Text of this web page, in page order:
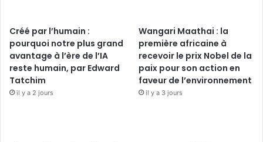
Créé par l’humain :
pourquoi notre plus grand
avantage à l’ère de l’IA
reste humain, par Edward
Tatchim
il y a 2 jours
Wangari Maathai : la
première africaine à
recevoir le prix Nobel de la
paix pour son action en
faveur de l’environnement
il y a 3 jours